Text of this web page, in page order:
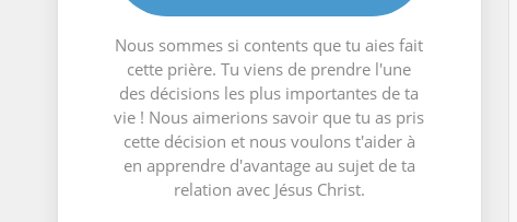
Nous sommes si contents que tu aies fait
cette prière. Tu viens de prendre l'une
des décisions les plus importantes de ta
vie ! Nous aimerions savoir que tu as pris
cette décision et nous voulons t'aider à
en apprendre d'avantage au sujet de ta
relation avec Jésus Christ.